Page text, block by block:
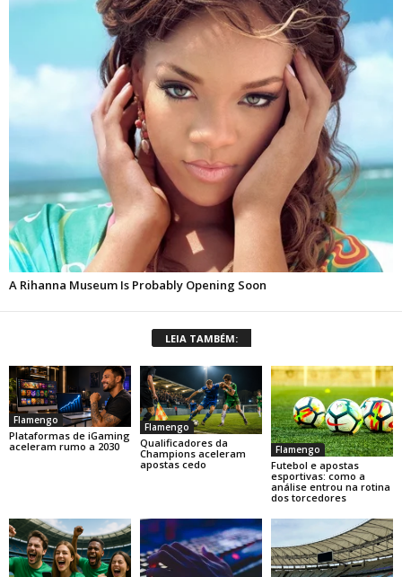
LEIA TAMBÉM:
Flamengo
Plataformas de iGaming
aceleram rumo a 2030
Flamengo
Qualificadores da
Champions aceleram
apostas cedo
Flamengo
Futebol e apostas
esportivas: como a
análise entrou na rotina
dos torcedores